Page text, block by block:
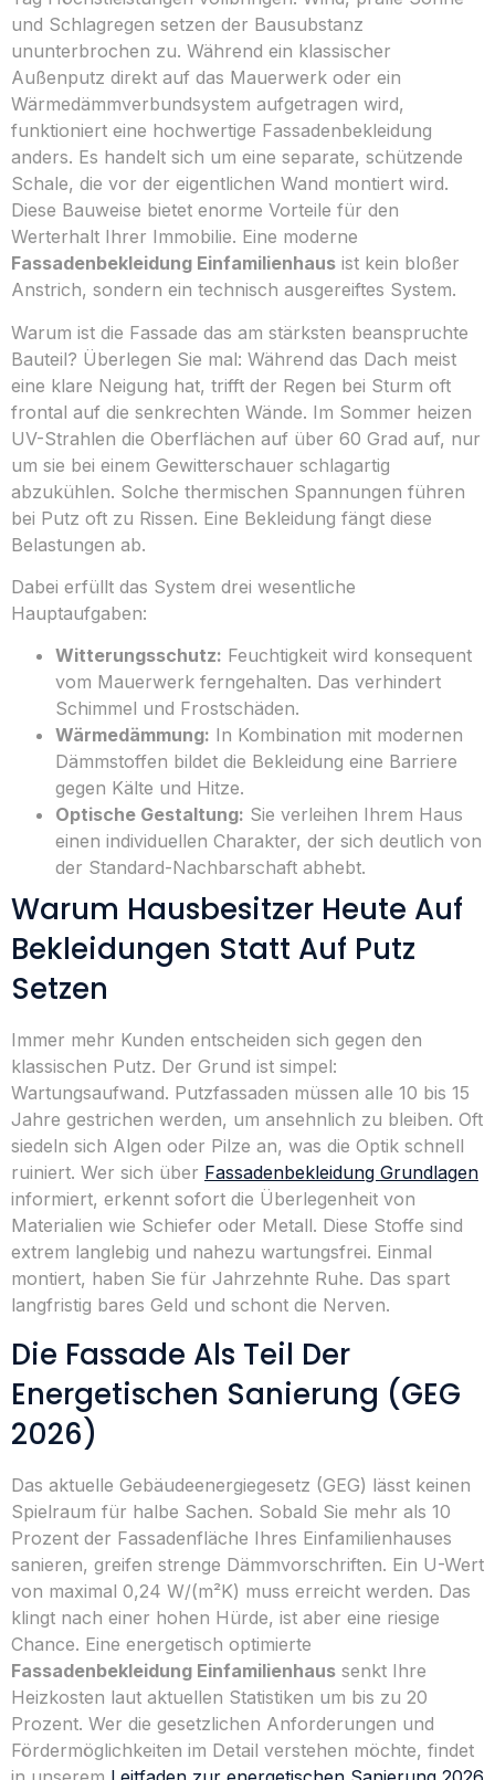
und Schlagregen setzen der Bausubstanz
ununterbrochen zu. Während ein klassischer
Außenputz direkt auf das Mauerwerk oder ein
Wärmedämmverbundsystem aufgetragen wird,
funktioniert eine hochwertige Fassadenbekleidung
anders. Es handelt sich um eine separate, schützende
Schale, die vor der eigentlichen Wand montiert wird.
Diese Bauweise bietet enorme Vorteile für den
Werterhalt Ihrer Immobilie. Eine moderne
Fassadenbekleidung Einfamilienhaus ist kein bloßer
Anstrich, sondern ein technisch ausgereiftes System.
Warum ist die Fassade das am stärksten beanspruchte
Bauteil? Überlegen Sie mal: Während das Dach meist
eine klare Neigung hat, trifft der Regen bei Sturm oft
frontal auf die senkrechten Wände. Im Sommer heizen
UV-Strahlen die Oberflächen auf über 60 Grad auf, nur
um sie bei einem Gewitterschauer schlagartig
abzukühlen. Solche thermischen Spannungen führen
bei Putz oft zu Rissen. Eine Bekleidung fängt diese
Belastungen ab.
Dabei erfüllt das System drei wesentliche
Hauptaufgaben:
Witterungsschutz: Feuchtigkeit wird konsequent
vom Mauerwerk ferngehalten. Das verhindert
Schimmel und Frostschäden.
Wärmedämmung: In Kombination mit modernen
Dämmstoffen bildet die Bekleidung eine Barriere
gegen Kälte und Hitze.
Optische Gestaltung: Sie verleihen Ihrem Haus
einen individuellen Charakter, der sich deutlich von
der Standard-Nachbarschaft abhebt.
Warum Hausbesitzer Heute Auf
Bekleidungen Statt Auf Putz
Setzen
Immer mehr Kunden entscheiden sich gegen den
klassischen Putz. Der Grund ist simpel:
Wartungsaufwand. Putzfassaden müssen alle 10 bis 15
Jahre gestrichen werden, um ansehnlich zu bleiben. Oft
siedeln sich Algen oder Pilze an, was die Optik schnell
ruiniert. Wer sich über Fassadenbekleidung Grundlagen
informiert, erkennt sofort die Überlegenheit von
Materialien wie Schiefer oder Metall. Diese Stoffe sind
extrem langlebig und nahezu wartungsfrei. Einmal
montiert, haben Sie für Jahrzehnte Ruhe. Das spart
langfristig bares Geld und schont die Nerven.
Die Fassade Als Teil Der
Energetischen Sanierung (GEG
2026)
Das aktuelle Gebäudeenergiegesetz (GEG) lässt keinen
Spielraum für halbe Sachen. Sobald Sie mehr als 10
Prozent der Fassadenfläche Ihres Einfamilienhauses
sanieren, greifen strenge Dämmvorschriften. Ein U-Wert
von maximal 0,24 W/(m²K) muss erreicht werden. Das
klingt nach einer hohen Hürde, ist aber eine riesige
Chance. Eine energetisch optimierte
Fassadenbekleidung Einfamilienhaus senkt Ihre
Heizkosten laut aktuellen Statistiken um bis zu 20
Prozent. Wer die gesetzlichen Anforderungen und
Fördermöglichkeiten im Detail verstehen möchte, findet